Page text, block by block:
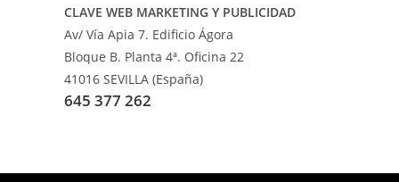
CLAVE WEB MARKETING Y PUBLICIDAD
Av/ Vía Apia 7. Edificio Ágora
Bloque B. Planta 4ª. Oficina 22
41016 SEVILLA (España)
645 377 262